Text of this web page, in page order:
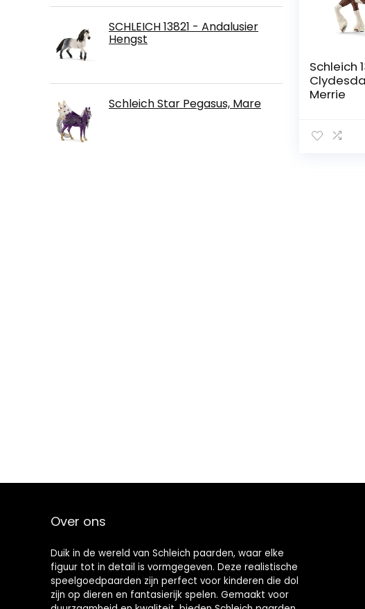
SCHLEICH 13821 - Andalusier
Hengst
Schleich Star Pegasus, Mare
Schleich
Merrie
Over ons
Duik in de wereld van Schleich paarden, waar elke
figuur tot in detail is vormgegeven. Deze realistische
speelgoedpaarden zijn perfect voor kinderen die dol
zijn op dieren en fantasierijk spelen. Gemaakt voor